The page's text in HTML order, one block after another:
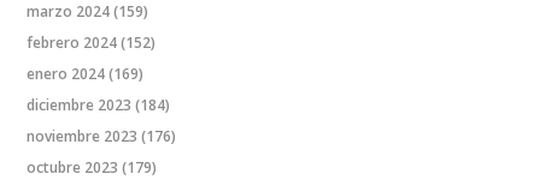
marzo 2024(159)
febrero 2024(152)
enero 2024(169)
diciembre 2023 (184)
noviembre 2023 (176)
octubre 2023 (179)